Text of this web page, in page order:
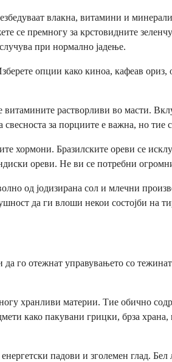
влакна, витамини и
премногу за крстовидните
при нормално јадење.
опции како киноа, кафеав
растворливи во масти.
за порциите е важна, но тие
хормони. Бразилските ореви се
ореви. Не ви се потребни
од јодизирана сол и млечни
да ги влоши некои состојби на
го отежнат управувањето со
хранливи материи. Тие обично
како пакувани грицки, брза
падови и зголемен глад.